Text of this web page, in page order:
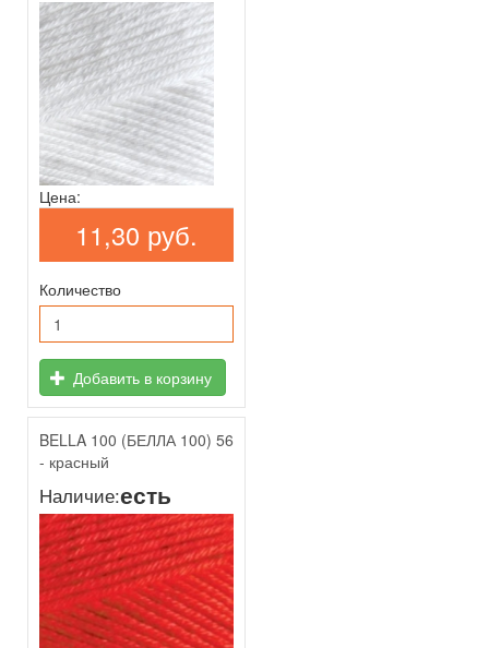
Цена:
11,30 руб.
Количество
Добавить в корзину
BELLA 100 (БЕЛЛА 100) 56
- красный
Наличие:есть